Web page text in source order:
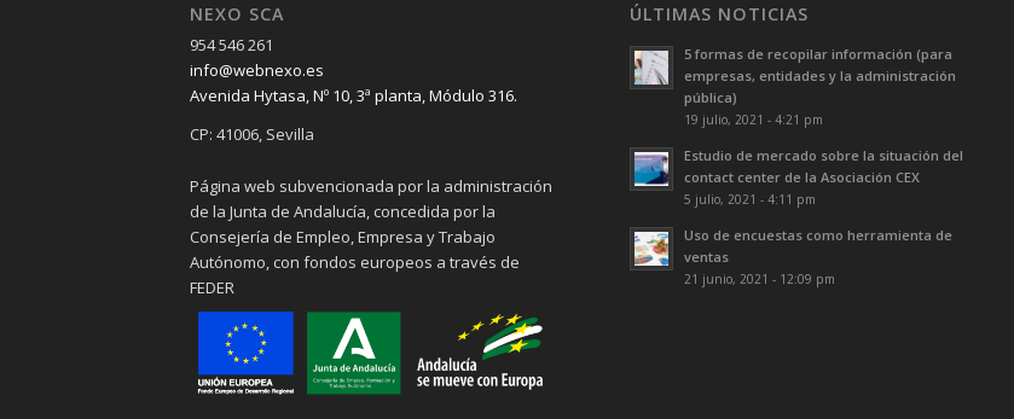
NEXO SCA
954 546 261
info@webnexo.es
Avenida Hytasa, Nº 10, 3ª planta, Módulo 316.
CP: 41006, Sevilla
Página web subvencionada por la administración
de la Junta de Andalucía, concedida por la
Consejería de Empleo, Empresa y Trabajo
Autónomo, con fondos europeos a través de
FEDER
ÚLTIMAS NOTICIAS
5 formas de recopilar información (para
empresas, entidades y la administración
pública)
19 julio, 2021 - 4:21 pm
Estudio de mercado sobre la situación del
contact center de la Asociación CEX
5 julio, 2021 - 4:11 pm
Uso de encuestas como herramienta de
ventas
21 junio, 2021 - 12:09 pm